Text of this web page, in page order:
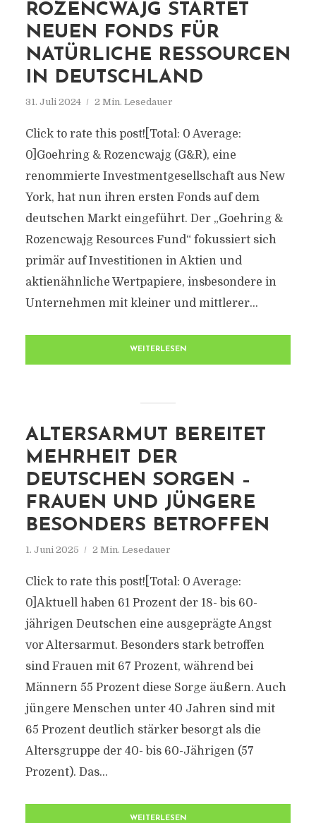
ROZENCWAJG STARTET
NEUEN FONDS FÜR
NATÜRLICHE RESSOURCEN
IN DEUTSCHLAND
31. Juli 2024 2 Min. Lesedauer
Click to rate this post![Total: 0 Average:
0]Goehring & Rozencwajg (G&R), eine
renommierte Investmentgesellschaft aus New
York, hat nun ihren ersten Fonds auf dem
deutschen Markt eingeführt. Der „Goehring &
Rozencwajg Resources Fund“ fokussiert sich
primär auf Investitionen in Aktien und
aktienähnliche Wertpapiere, insbesondere in
Unternehmen mit kleiner und mittlerer...
WEITERLESEN
ALTERSARMUT BEREITET
MEHRHEIT DER
DEUTSCHEN SORGEN –
FRAUEN UND JÜNGERE
BESONDERS BETROFFEN
1. Juni 2025 2 Min. Lesedauer
Click to rate this post![Total: 0 Average:
0]Aktuell haben 61 Prozent der 18- bis 60-
jährigen Deutschen eine ausgeprägte Angst
vor Altersarmut. Besonders stark betroffen
sind Frauen mit 67 Prozent, während bei
Männern 55 Prozent diese Sorge äußern. Auch
jüngere Menschen unter 40 Jahren sind mit
65 Prozent deutlich stärker besorgt als die
Altersgruppe der 40- bis 60-Jährigen (57
Prozent). Das...
WEITERLESEN